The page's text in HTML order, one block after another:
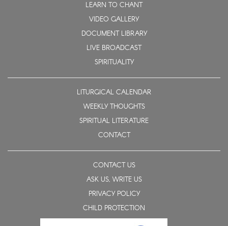
LEARN TO CHANT
VIDEO GALLERY
DOCUMENT LIBRARY
LIVE BROADCAST
SPIRITUALITY
LITURGICAL CALENDAR
WEEKLY THOUGHTS
SPIRITUAL LITERATURE
CONTACT
CONTACT US
ASK US, WRITE US
PRIVACY POLICY
CHILD PROTECTION